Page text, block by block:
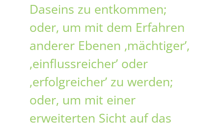
Daseins zu entkommen;
oder, um mit dem Erfahren
anderer Ebenen ,mächtiger’,
,einflussreicher’ oder
,erfolgreicher’ zu werden;
oder, um mit einer
erweiterten Sicht auf das